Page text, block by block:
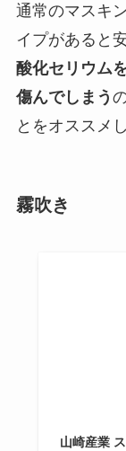
通常のマスキ
イプがあると
酸化セリウム
傷んでしまう
とをオススメ
霧吹き
山崎産業